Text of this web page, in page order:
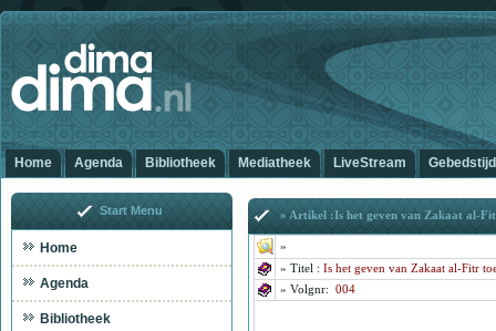
Home Agenda Bibliotheek Mediatheek LiveStream
» Artikel :Is het geven van Zakaat al-
»
» Titel : Is het geven van Zakaat al-Fitr
» Volgnr: 004
Start Menu
Home
Agenda
Bibliotheek